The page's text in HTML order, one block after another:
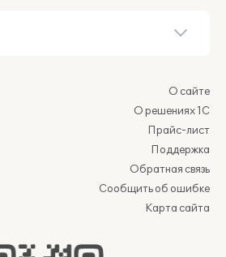
О сайте
О решениях 1С
Прайс-лист
Поддержка
Обратная связь
Сообщить об ошибке
Карта сайта